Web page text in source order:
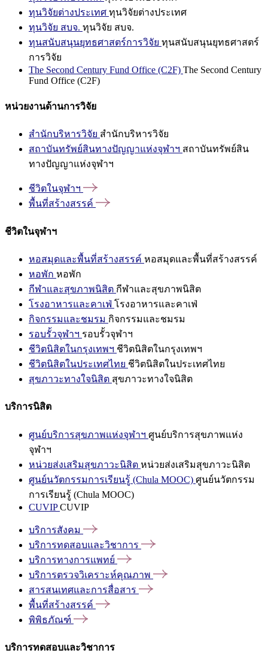
ทุนวิจัยต่างประเทศ ทุนวิจัยต่างประเทศ
ทุนวิจัย สบจ. ทุนวิจัย สบจ.
ทุนสนับสนุนยุทธศาสตร์การวิจัย ทุนสนับสนุนยุทธศาสตร์
การวิจัย
The Second Century Fund Office (C2F) The Second Century
Fund Office (C2F)
หน่วยงานด้านการวิจัย
สำนักบริหารวิจัย สำนักบริหารวิจัย
สถาบันทรัพย์สินทางปัญญาแห่งจุฬาฯ สถาบันทรัพย์สิน
ทางปัญญาแห่งจุฬาฯ
ชีวิตในจุฬาฯ
พื้นที่สร้างสรรค์
ชีวิตในจุฬาฯ
หอสมุดและพื้นที่สร้างสรรค์ หอสมุดและพื้นที่สร้างสรรค์
หอพัก หอพัก
กีฬาและสุขภาพนิสิต กีฬาและสุขภาพนิสิต
โรงอาหารและคาเฟ่ โรงอาหารและคาเฟ่
กิจกรรมและชมรม กิจกรรมและชมรม
รอบรั้วจุฬาฯ รอบรั้วจุฬาฯ
ชีวิตนิสิตในกรุงเทพฯ ชีวิตนิสิตในกรุงเทพฯ
ชีวิตนิสิตในประเทศไทย ชีวิตนิสิตในประเทศไทย
สุขภาวะทางใจนิสิต สุขภาวะทางใจนิสิต
บริการนิสิต
ศูนย์บริการสุขภาพแห่งจุฬาฯ ศูนย์บริการสุขภาพแห่ง
จุฬาฯ
หน่วยส่งเสริมสุขภาวะนิสิต หน่วยส่งเสริมสุขภาวะนิสิต
ศูนย์นวัตกรรมการเรียนรู้ (Chula MOOC) ศูนย์นวัตกรรม
การเรียนรู้ (Chula MOOC)
CUVIPCUVIP
บริการสังคม
บริการทดสอบและวิชาการ
บริการทางการแพทย์
บริการตรวจวิเคราะห์คุณภาพ
สารสนเทศและการสื่อสาร
พื้นที่สร้างสรรค์
พิพิธภัณฑ์
บริการทดสอบและวิชาการ